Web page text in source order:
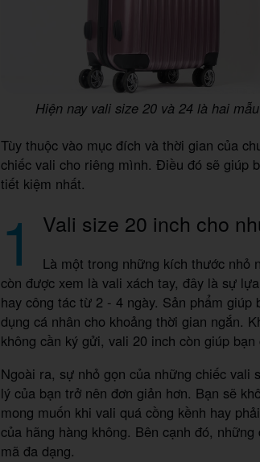
Hiện nay vali size 20 và 24 là hai
Tùy thuộc vào mục đích và thời gian của
chiếc vali cho riêng mình. Điều đó sẽ giúp
tiết kiệm nhất.
1 Vali size 20 inch cho
Là một trong những kích thước nhỏ
còn được xem là vali xách tay, đây là sự
hay công tác từ 2 - 4 ngày. Sản phẩm
dụng cá nhân cho khoảng thời gian ngắn.
không cần ký gửi, vali 20 inch còn giúp
Ngoài ra, sự nhỏ gọn của những chiếc vali
lý của bạn trở nên đơn giản hơn. Bạn sẽ
mong muốn khi vali quá cồng kềnh hay
của hãng hàng không. Bên cạnh đó,
mã đa dạng.